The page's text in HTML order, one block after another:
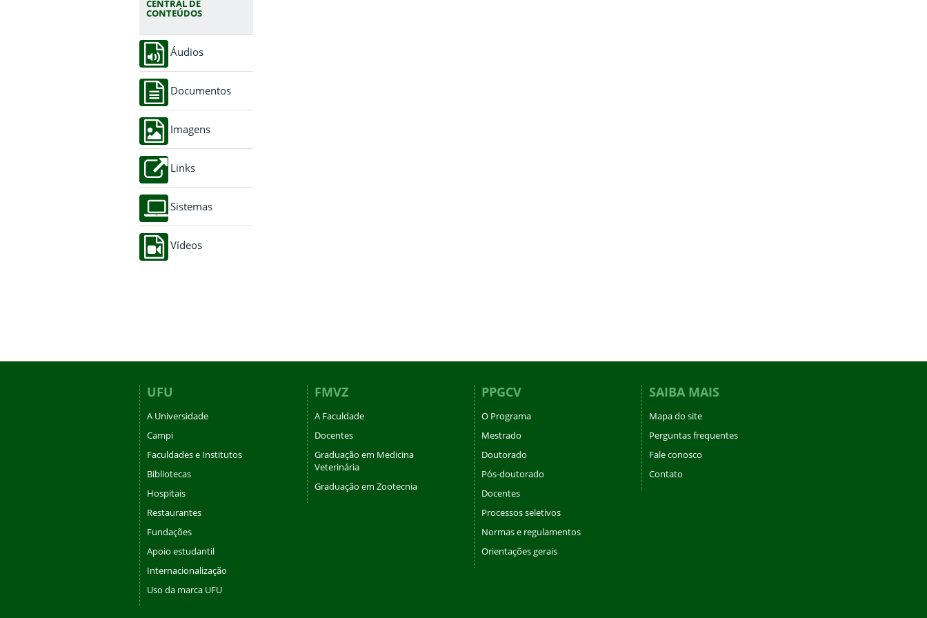
CENTRAL DE
CONTEÚDOS
Áudios
Documentos
Imagens
Links
Sistemas
Vídeos
UFU
A Universidade
Campi
Faculdades e Institutos
Bibliotecas
Hospitais
Restaurantes
Fundações
Apoio estudantil
Internacionalização
Uso da marca UFU
FMVZ
A Faculdade
Docentes
Graduação em Medicina
Veterinária
Graduação em Zootecnia
PPGCV
O Programa
Mestrado
Doutorado
Pós-doutorado
Docentes
Processos seletivos
Normas e regulamentos
Orientações gerais
SAIBA MAIS
Mapa do site
Perguntas frequentes
Fale conosco
Contato